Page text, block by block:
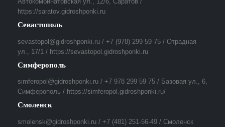
https://saratov.gidroshponki.ru
Севастополь
sevastopol@gidroshponki.ru / +7 (978) 299 59 75 / Отрадная
ул., 17/1 / https://sevastopol.gidroshponki.ru
Симферополь
simferopol@gidroshponki.ru / +7 978 299 59 75 / Базовая ул., 6,
Симферополь / https://simferopol.gidroshponki.ru/
Смоленск
smolensk@gidroshponki.ru / +7 (481) 251-56-49 / Смоленск